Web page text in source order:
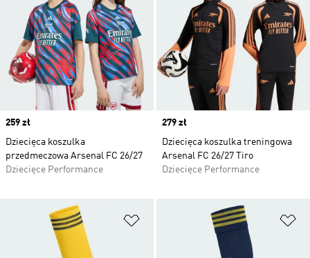
Price
259 zł
Dziecięca koszulka
przedmeczowa Arsenal FC 26/27
Dziecięce Performance
Price
279 zł
Dziecięca koszulka treningowa
Arsenal FC 26/27 Tiro
Dziecięce Performance
Dodaj do listy życzeń